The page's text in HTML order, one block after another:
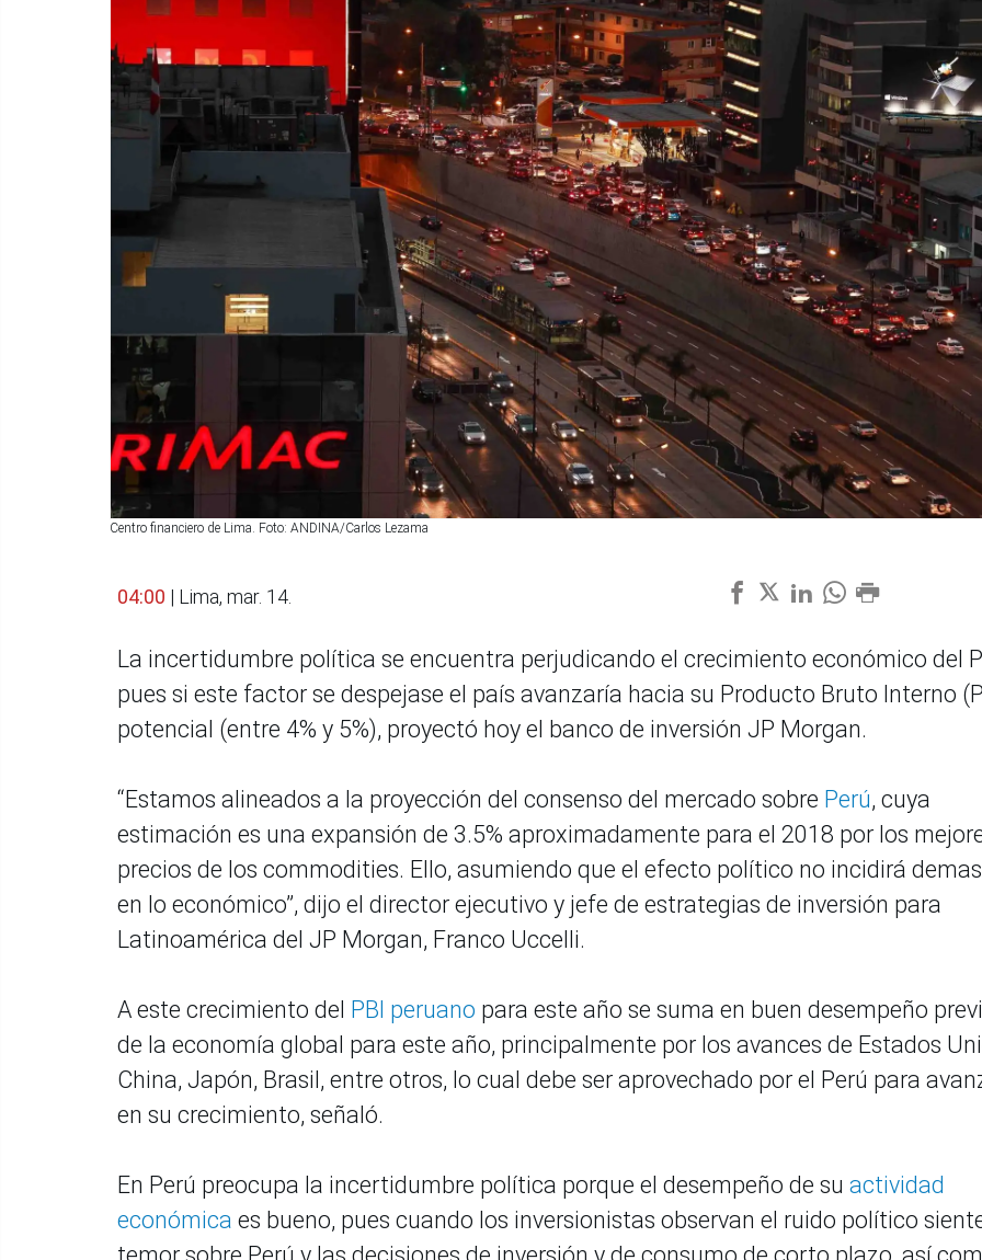
Centro financiero de Lima. Foto: ANDINA/Carlos Lezama
04:00 | Lima, mar. 14.
La incertidumbre política se encuentra perjudicando el crecimiento económico del
pues si este factor se despejase el país avanzaría hacia su Producto Bruto Interno
potencial (entre 4% y 5%), proyectó hoy el banco de inversión JP Morgan.
“Estamos alineados a la proyección del consenso del mercado sobre Perú, cuya
estimación es una expansión de 3.5% aproximadamente para el 2018 por los
precios de los commodities. Ello, asumiendo que el efecto político no incidirá
en lo económico”, dijo el director ejecutivo y jefe de estrategias de inversión para
Latinoamérica del JP Morgan, Franco Uccelli.
A este crecimiento del PBI peruano para este año se suma en buen desempeño
de la economía global para este año, principalmente por los avances de Estados
China, Japón, Brasil, entre otros, lo cual debe ser aprovechado por el Perú para
en su crecimiento, señaló.
En Perú preocupa la incertidumbre política porque el desempeño de su actividad
económica es bueno, pues cuando los inversionistas observan el ruido político